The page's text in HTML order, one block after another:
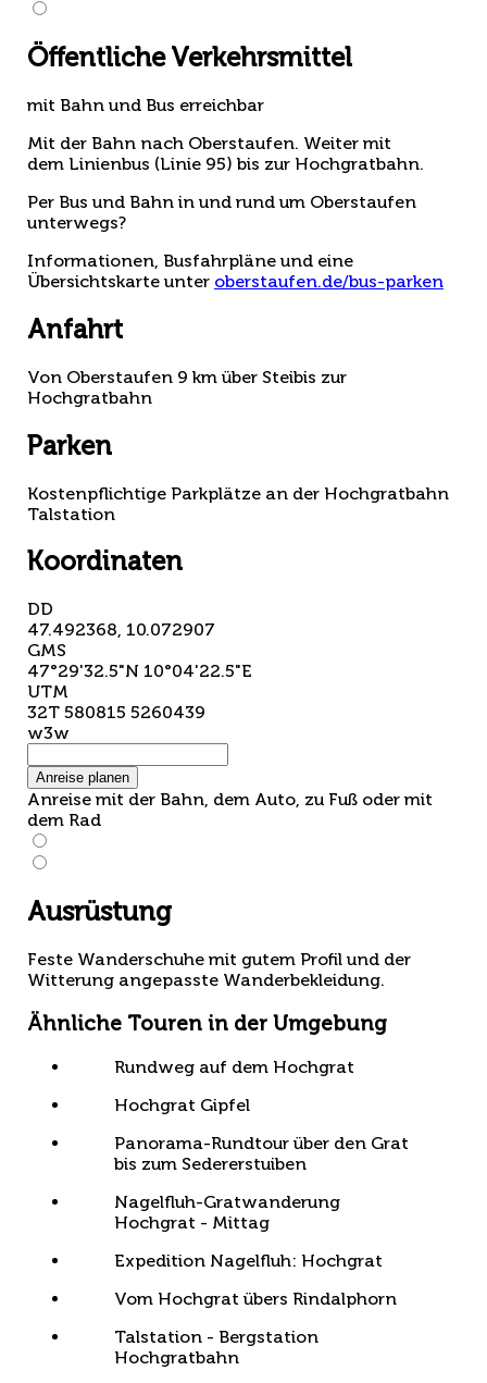
Öffentliche Verkehrsmittel
mit Bahn und Bus erreichbar
Mit der Bahn nach Oberstaufen. Weiter mit
dem Linienbus (Linie 95) bis zur Hochgratbahn.
Per Bus und Bahn in und rund um Oberstaufen
unterwegs?
Informationen, Busfahrpläne und eine
Übersichtskarte unter oberstaufen.de/bus-parken
Anfahrt
Von Oberstaufen 9 km über Steibis zur
Hochgratbahn
Parken
Kostenpflichtige Parkplätze an der Hochgratbahn
Talstation
Koordinaten
DD
47.492368, 10.072907
GMS
47°29'32.5"N 10°04'22.5"E
UTM
32T 580815 5260439
w3w
Anreise planen
Anreise mit der Bahn, dem Auto, zu Fuß oder mit
dem Rad
Ausrüstung
Feste Wanderschuhe mit gutem Profil und der
Witterung angepasste Wanderbekleidung.
Ähnliche Touren in der Umgebung
Rundweg auf dem Hochgrat
Hochgrat Gipfel
Panorama-Rundtour über den Grat
bis zum Sedererstuiben
Nagelfluh-Gratwanderung
Hochgrat - Mittag
Expedition Nagelfluh: Hochgrat
Vom Hochgrat übers Rindalphorn
Talstation - Bergstation
Hochgratbahn